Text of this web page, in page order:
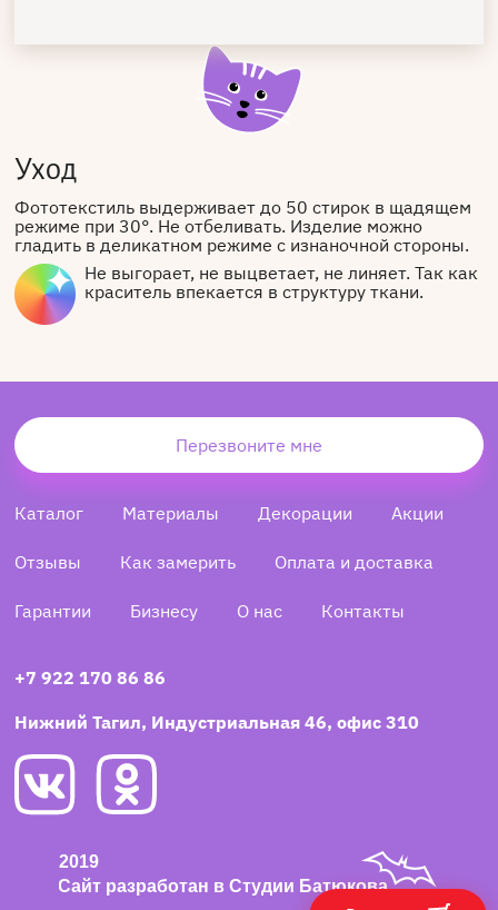
Уход
Фототекстиль выдерживает до 50 стирок в щадящем
режиме при 30°. Не отбеливать. Изделие можно
гладить в деликатном режиме с изнаночной стороны.
Не выгорает, не выцветает, не линяет. Так как
краситель впекается в структуру ткани.
Перезвоните мне
Каталог Материалы Декорации Акции
Отзывы Как замерить Оплата и доставка
Гарантии Бизнесу О нас Контакты
+7 922 170 86 86
Нижний Тагил, Индустриальная 46, офис 310